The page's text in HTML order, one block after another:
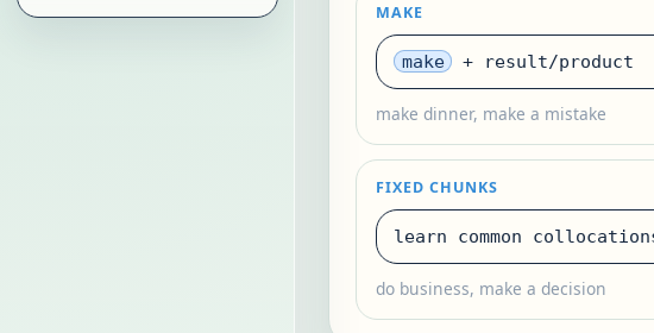
MAKE
make + result/product
make dinner, make a mistake
FIXED CHUNKS
learn common
do business, make a decision